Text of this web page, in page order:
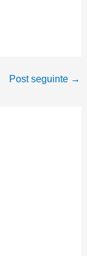
Post seguinte →